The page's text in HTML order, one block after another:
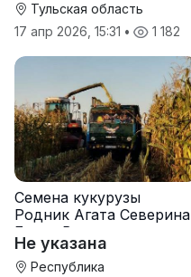
Тульская область
17 апр 2026, 15:31 • 1 182
Семена кукурузы
Родник Агата Северина
Берта Вилора
Прохладненский Дарина
Росс Машук Катерина
Не указана
Республика